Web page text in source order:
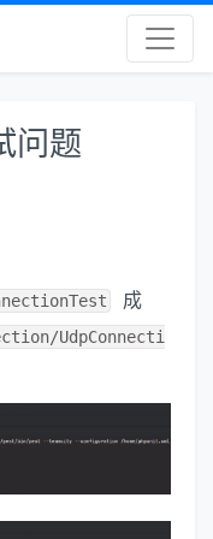
问题
成
UdpConnecti